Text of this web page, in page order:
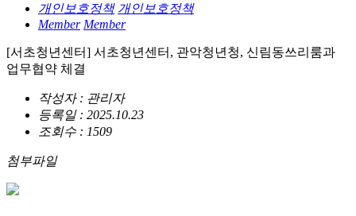
개인보호정책 개인보호정책
Member Member
[서초청년센터] 서초청년센터, 관악청년청, 신림동쓰리룸과
업무협약 체결
작성자 : 관리자
등록일 : 2025.10.23
조회수 : 1509
첨부파일